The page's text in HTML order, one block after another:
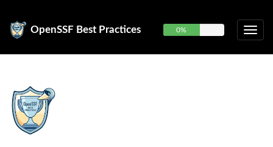
OpenSSF Best Practices 0%